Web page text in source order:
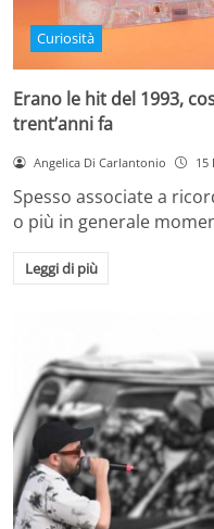
Curiosità
Erano le hit del 1993,
trent’anni fa
Angelica Di Carlantonio 15
Spesso associate a
o più in generale
Leggi di più